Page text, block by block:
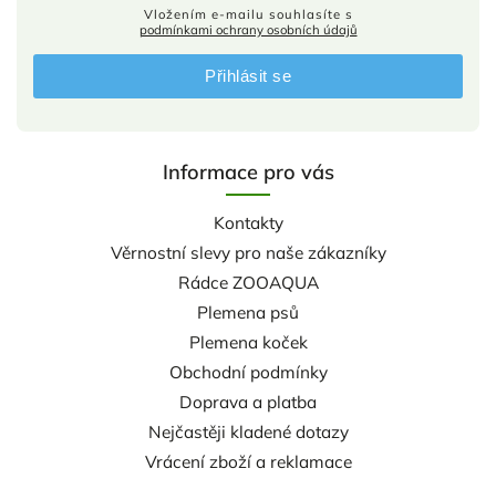
Informace pro vás
Kontakty
Věrnostní slevy pro naše zákazníky
Rádce ZOOAQUA
Plemena psů
Plemena koček
Obchodní podmínky
Doprava a platba
Nejčastěji kladené dotazy
Vrácení zboží a reklamace
podmínkami ochrany osobních údajů
Přihlásit se